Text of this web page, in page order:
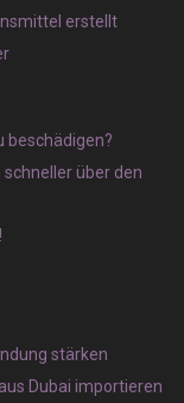
erstellt
beschädigen?
über den
stärken
Dubai importieren